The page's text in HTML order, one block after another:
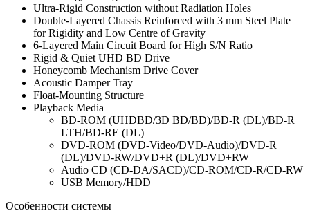
Ultra-Rigid Construction without Radiation Holes
Double-Layered Chassis Reinforced with 3 mm Steel Plate
for Rigidity and Low Centre of Gravity
6-Layered Main Circuit Board for High S/N Ratio
Rigid & Quiet UHD BD Drive
Honeycomb Mechanism Drive Cover
Acoustic Damper Tray
Float-Mounting Structure
Playback Media
BD-ROM (UHDBD/3D BD/BD)/BD-R (DL)/BD-R
LTH/BD-RE (DL)
DVD-ROM (DVD-Video/DVD-Audio)/DVD-R
(DL)/DVD-RW/DVD+R (DL)/DVD+RW
Audio CD (CD-DA/SACD)/CD-ROM/CD-R/CD-RW
USB Memory/HDD
Особенности системы